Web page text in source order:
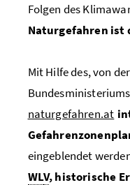
Folgen des
Naturgefahren ist
Mit Hilfe des, von
naturgefahren.at
eingeblendet
WLV, historische